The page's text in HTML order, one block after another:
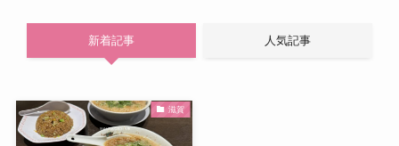
新着記事 人気記事
滋賀